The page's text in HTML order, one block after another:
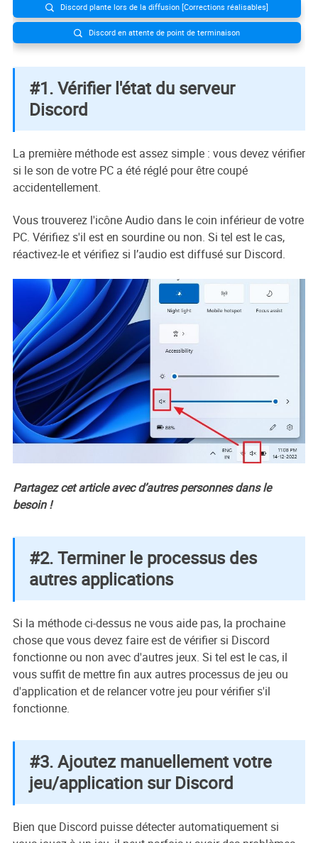
 Discord plante lors de la diffusion [Corrections réalisables]
 Discord en attente de point de terminaison
#1. Vérifier l'état du serveur
Discord
La première méthode est assez simple : vous devez vérifier
si le son de votre PC a été réglé pour être coupé
accidentellement.
Vous trouverez l'icône Audio dans le coin inférieur de votre
PC. Vérifiez s'il est en sourdine ou non. Si tel est le cas,
réactivez-le et vérifiez si l’audio est diffusé sur Discord.
Partagez cet article avec d’autres personnes dans le
besoin !
#2. Terminer le processus des
autres applications
Si la méthode ci-dessus ne vous aide pas, la prochaine
chose que vous devez faire est de vérifier si Discord
fonctionne ou non avec d'autres jeux. Si tel est le cas, il
vous suffit de mettre fin aux autres processus de jeu ou
d'application et de relancer votre jeu pour vérifier s'il
fonctionne.
#3. Ajoutez manuellement votre
jeu/application sur Discord
Bien que Discord puisse détecter automatiquement si